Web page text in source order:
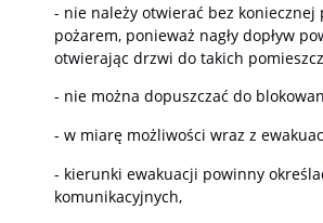
- nie należy otwierać bez
pożarem, ponieważ nagły dopływ
otwierając drzwi do takich
- nie można dopuszczać do
- w miarę możliwości wraz z
- kierunki ewakuacji powinny
komunikacyjnych,